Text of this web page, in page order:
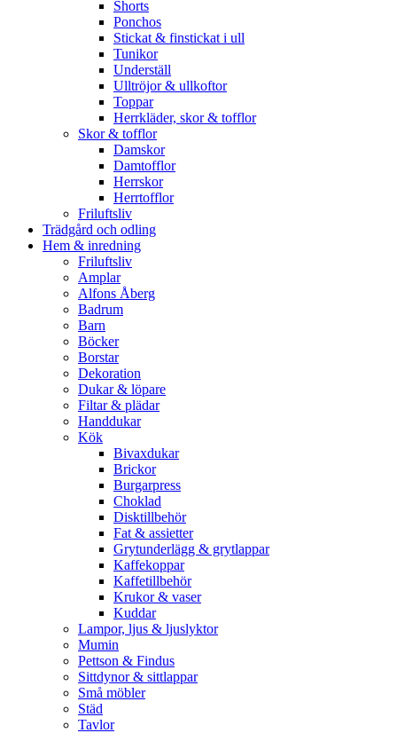
Shorts
Ponchos
Stickat & finstickat i ull
Tunikor
Underställ
Ulltröjor & ullkoftor
Toppar
Herrkläder, skor & tofflor
Skor & tofflor
Damskor
Damtofflor
Herrskor
Herrtofflor
Friluftsliv
Trädgård och odling
Hem & inredning
Friluftsliv
Amplar
Alfons Åberg
Badrum
Barn
Böcker
Borstar
Dekoration
Dukar & löpare
Filtar & plädar
Handdukar
Kök
Bivaxdukar
Brickor
Burgarpress
Choklad
Disktillbehör
Fat & assietter
Grytunderlägg & grytlappar
Kaffekoppar
Kaffetillbehör
Krukor & vaser
Kuddar
Lampor, ljus & ljuslyktor
Mumin
Pettson & Findus
Sittdynor & sittlappar
Små möbler
Städ
Tavlor